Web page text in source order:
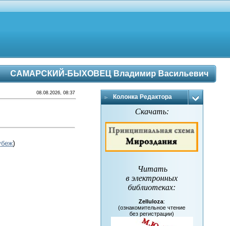
САМАРСКИЙ-БЫХОВЕЦ Владимир Васильевич
08.08.2026, 08:37
)
Колонка Редактора
Скачать:
Читать
в электронных
библиотеках:
Zelluloza:
(ознакомительное чтение
без регистрации)